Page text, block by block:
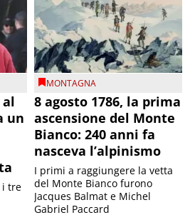
al
un
i tre
MONTAGNA
8 agosto 1786, la prima
ascensione del Monte
Bianco: 240 anni fa
nasceva l’alpinismo
I primi a raggiungere la vetta
del Monte Bianco furono
Jacques Balmat e Michel
Gabriel Paccard